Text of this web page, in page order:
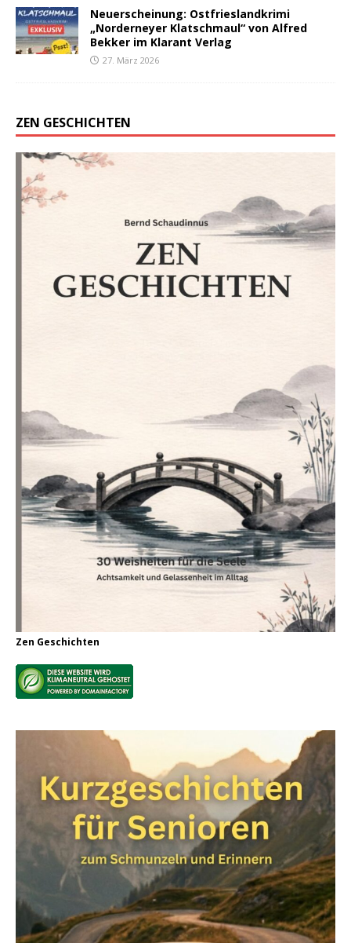
Neuerscheinung: Ostfrieslandkrimi
„Norderneyer Klatschmaul“ von Alfred
Bekker im Klarant Verlag
27. März 2026
ZEN GESCHICHTEN
Zen Geschichten